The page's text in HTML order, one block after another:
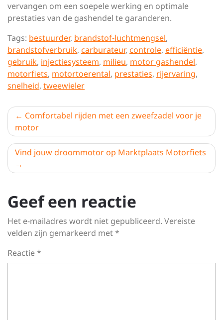
vervangen om een soepele werking en optimale
prestaties van de gashendel te garanderen.
Tags: bestuurder, brandstof-luchtmengsel,
brandstofverbruik, carburateur, controle, efficiëntie,
gebruik, injectiesysteem, milieu, motor gashendel,
motorfiets, motortoerental, prestaties, rijervaring,
snelheid, tweewieler
Berichtnavigatie
Comfortabel rijden met een zweefzadel voor je
motor
Vind jouw droommotor op Marktplaats Motorfiets
Geef een reactie
Het e-mailadres wordt niet gepubliceerd. Vereiste
velden zijn gemarkeerd met*
Reactie*